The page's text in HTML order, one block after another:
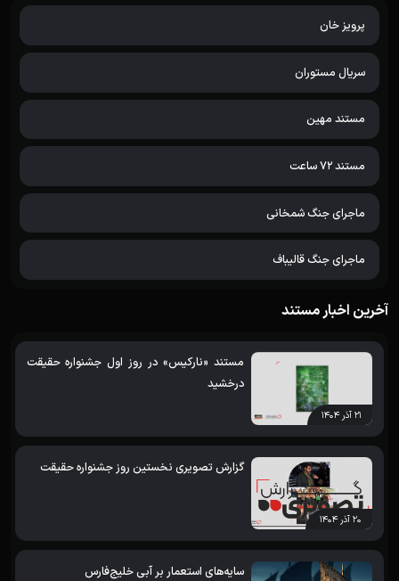
پرویز خان
سریال مستوران
مستند مهین
مستند 72 ساعت
ماجرای جنگ شمخانی
ماجرای جنگ قالیباف
آخرین اخبار مستند
۲۱ آذر ۱۴۰۴
مستند «نارکیس» در روز اول جشنواره حقیقت
درخشید
۲۰ آذر ۱۴۰۴
گزارش تصویری نخستین روز جشنواره حقیقت
سایه‌های استعمار بر آبی خلیج‌فارس